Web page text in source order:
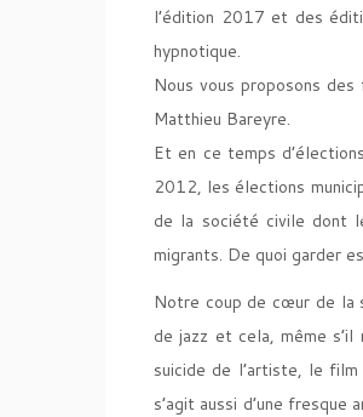
l’édition 2017 et des
hypnotique.
Nous vous proposons
Matthieu Bareyre.
Et en ce temps
2012, les élections
de la société civile dont
migrants. De quoi garder
Notre coup de cœur de la
de jazz et cela, même
suicide de l’artiste, le
s’agit aussi d’une